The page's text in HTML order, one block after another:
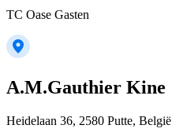
TC Oase Gasten
A.M.Gauthier Kine
Heidelaan 36, 2580 Putte, België